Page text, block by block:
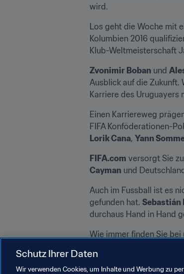
wird.
Los geht die Woche mit
Kolumbien 2016
Klub-Weltmeisterschaft
Zvonimir Boban und
Ausblick auf die Zukunft.
Karriere des Uruguayers
Einen Karriereweg
FIFA Konföderationen-
Lorik Cana, Yann
FIFA.com versorgt Sie
Cayman und
Auch im Fussball ist es
gefunden hat. Sebastián
durchaus Hand in Hand
Wie immer finden Sie bei
FIFA.com wünscht Ihnen
Schutz Ihrer Daten
Wir verwenden Cookies, um Inhalte und Werbung zu